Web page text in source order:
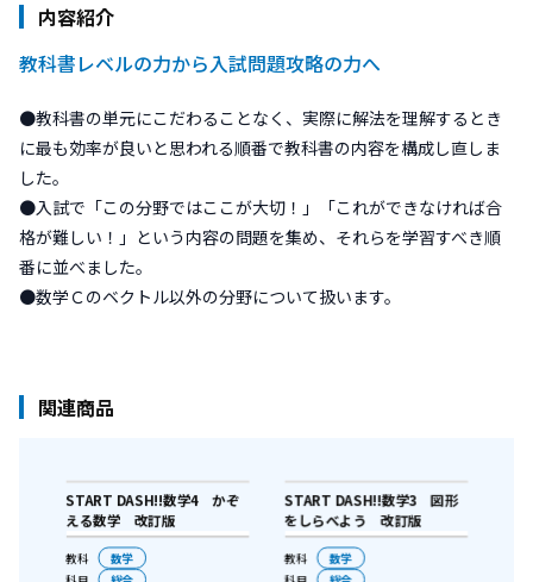
内容紹介
教科書レベルの力から入試問題攻略の力へ
●教科書の単元にこだわることなく、実際に解法を理解するとき
に最も効率が良いと思われる順番で教科書の内容を構成し直しま
した。
●入試で「この分野ではここが大切！」「これができなければ合
格が難しい！」という内容の問題を集め、それらを学習すべき順
番に並べました。
●数学Ｃのベクトル以外の分野について扱います。
関連商品
START DASH!!数学4 かぞ
える数学 改訂版
教科 数学
START DASH!!数学3 図形
をしらべよう 改訂版
教科 数学